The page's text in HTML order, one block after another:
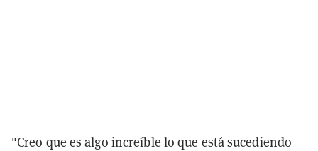
"Creo que es algo increíble lo que está sucediendo